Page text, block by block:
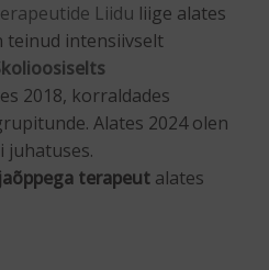
Liidu liige alates
teinud intensiivselt
2018, korraldades
Alates 2024 olen
juhatuses.
terapeut alates